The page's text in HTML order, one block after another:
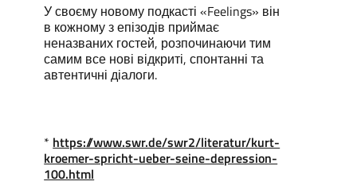
У своєму новому подкасті «Feelings» він
в кожному з епізодів приймає
неназваних гостей, розпочинаючи тим
самим все нові відкриті, спонтанні та
автентичні діалоги.
* https://www.swr.de/swr2/literatur/kurt-
kroemer-spricht-ueber-seine-depression-
100.html